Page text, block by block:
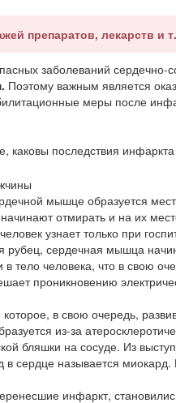
препаратов, лекарств и
заболеваний сердечно-
Поэтому важным является
меры после
каковы последствия
мышце образуется
начинают отмирать и на их
узнает только при
рубец, сердечная мышца
тело человека, что в свою
проникновению
в свою очередь,
из-за
бляшки на сосуде. Из
в сердце называется
инфаркт,